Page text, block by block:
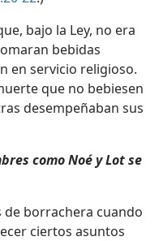
bajo la Ley, no era
bebidas
en servicio religioso.
que no bebiesen
desempeñaban sus
como Noé y Lot se
de borrachera cuando
ciertos asuntos